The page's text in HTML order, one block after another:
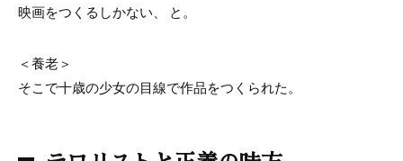
映画をつくるしかない、 と。
＜養老＞
そこで十歳の少女の目線で作品をつくられた。